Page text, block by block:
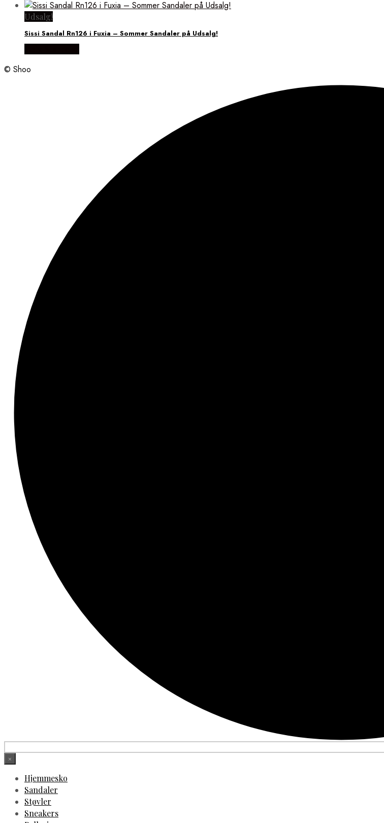
Udsalg!
Sissi Sandal Rn126 i Fuxia – Sommer Sandaler på Udsalg!
© Shoo
×
Hjemmesko
Sandaler
Støvler
Sneakers